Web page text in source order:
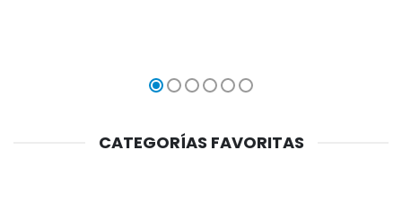
CATEGORÍAS FAVORITAS